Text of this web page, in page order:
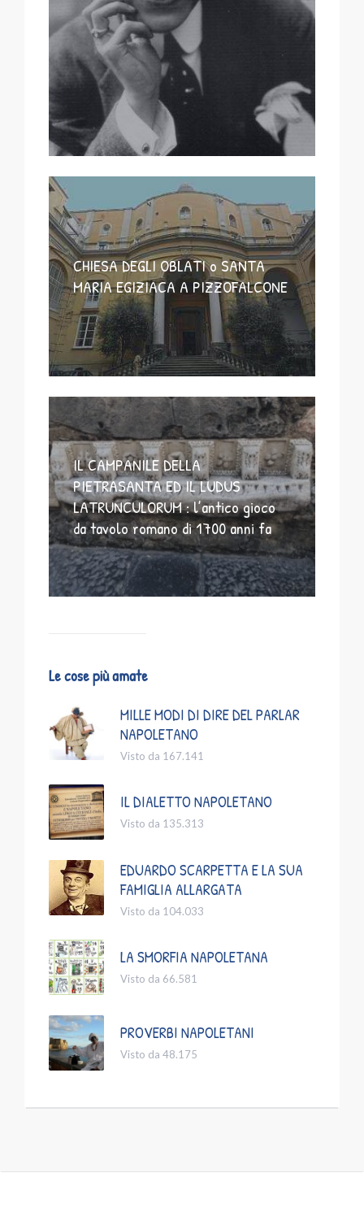
CHIESA DEGLI OBLATI o SANTA
MARIA EGIZIACA A PIZZOFALCONE
IL CAMPANILE DELLA
PIETRASANTA ED IL LUDUS
LATRUNCULORUM : l’antico gioco
da tavolo romano di 1700 anni fa
Le cose più amate
MILLE MODI DI DIRE DEL PARLAR
NAPOLETANO
Visto da 167.141
IL DIALETTO NAPOLETANO
Visto da 135.313
EDUARDO SCARPETTA E LA SUA
FAMIGLIA ALLARGATA
Visto da 104.033
LA SMORFIA NAPOLETANA
Visto da 66.581
PROVERBI NAPOLETANI
Visto da 48.175